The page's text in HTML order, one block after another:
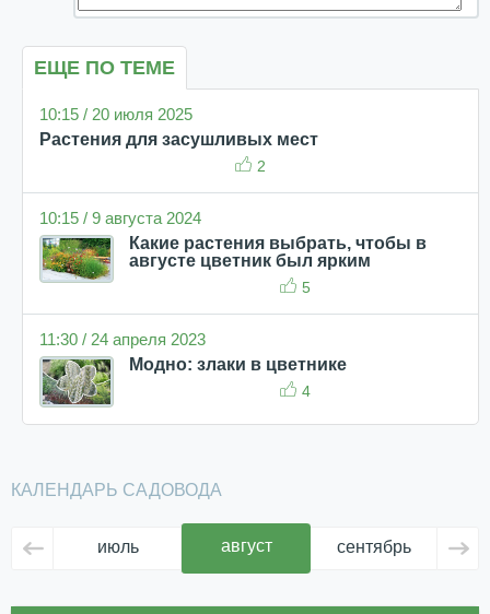
ЕЩЕ ПО ТЕМЕ
10:15 / 20 июля 2025
Растения для засушливых мест
2
10:15 / 9 августа 2024
Какие растения выбрать, чтобы в
августе цветник был ярким
5
11:30 / 24 апреля 2023
Модно: злаки в цветнике
4
КАЛЕНДАРЬ САДОВОДА
июль август сентябрь